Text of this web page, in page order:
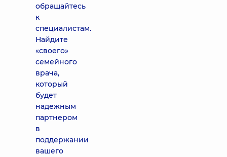
обращайтесь
к
специалистам.
Найдите
«своего»
семейного
врача,
который
будет
надежным
партнером
в
поддержании
вашего